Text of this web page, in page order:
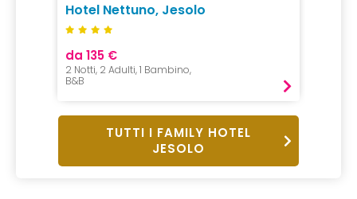
Hotel Nettuno, Jesolo
da 135 €
2 Notti, 2 Adulti, 1 Bambino,
B&B
TUTTI I FAMILY HOTEL
JESOLO